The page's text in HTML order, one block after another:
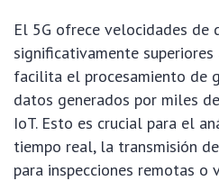
El 5G ofrece velocidades de
significativamente
facilita el procesamiento de
datos generados por miles
IoT. Esto es crucial para el
tiempo real, la transmisión
para inspecciones remotas o